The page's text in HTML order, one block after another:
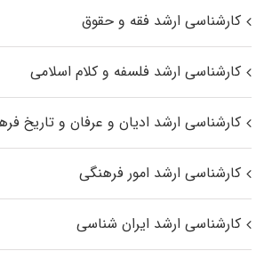
کارشناسی ارشد فقه و حقوق
کارشناسی ارشد فلسفه و کلام اسلامی
کارشناسی ارشد ادیان و عرفان و تاریخ
کارشناسی ارشد امور فرهنگی
کارشناسی ارشد ایران شناسی